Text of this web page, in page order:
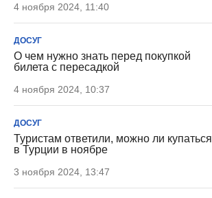
4 ноября 2024, 11:40
ДОСУГ
О чем нужно знать перед покупкой
билета с пересадкой
4 ноября 2024, 10:37
ДОСУГ
Туристам ответили, можно ли купаться
в Турции в ноябре
3 ноября 2024, 13:47